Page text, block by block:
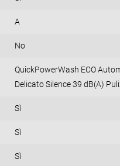
A
No
QuickPowerWash ECO
Delicato Silence 39 dB(A)
Sì
Sì
Sì